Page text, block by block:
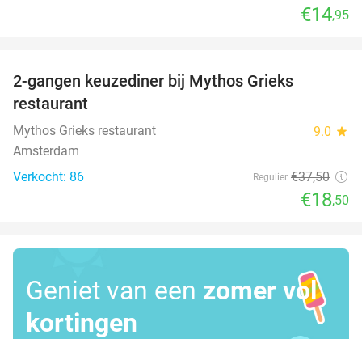
€14,95
2-gangen keuzediner bij Mythos Grieks
restaurant
Mythos Grieks restaurant 9.0 star
Amsterdam
Verkocht: 86
Regulier €37,50
€18,50
Geniet van een zomer vol
kortingen